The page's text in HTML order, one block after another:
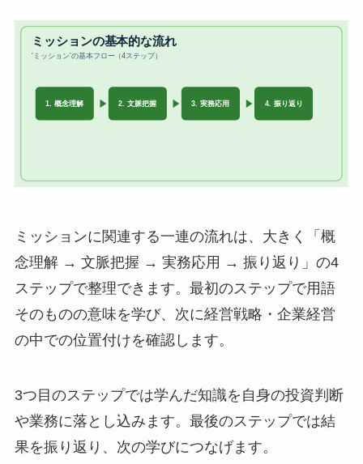
ミッションに関連する一連の流れは、大きく「概
念理解 → 文脈把握 → 実務応用 → 振り返り」の4
ステップで整理できます。最初のステップで用語
そのものの意味を学び、次に経営戦略・企業経営
の中での位置付けを確認します。
3つ目のステップでは学んだ知識を自身の投資判断
や業務に落とし込みます。最後のステップでは結
果を振り返り、次の学びにつなげます。